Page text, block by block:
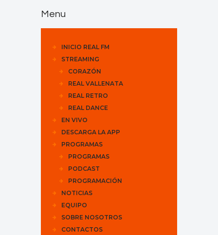
Menu
INICIO REAL FM
STREAMING
CORAZÓN
REAL VALLENATA
REAL RETRO
REAL DANCE
EN VIVO
DESCARGA LA APP
PROGRAMAS
PROGRAMAS
PODCAST
PROGRAMACIÓN
NOTICIAS
EQUIPO
SOBRE NOSOTROS
CONTACTOS